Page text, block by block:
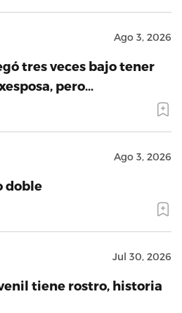
Ago 3, 2026
tres veces bajo tener
pero…
Ago 3, 2026
doble
Jul 30, 2026
tiene rostro, historia